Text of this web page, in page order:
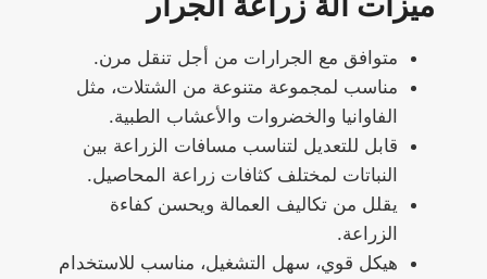
متوافق مع الجرارات من أجل تنقل مرن.
مناسب لمجموعة متنوعة من الشتلات، مثل
الفاوانيا والخضروات والأعشاب الطبية.
قابل للتعديل لتناسب مسافات الزراعة بين
النباتات لمختلف كثافات زراعة المحاصيل.
يقلل من تكاليف العمالة ويحسن كفاءة
الزراعة.
هيكل قوي، سهل التشغيل، مناسب للاستخدام